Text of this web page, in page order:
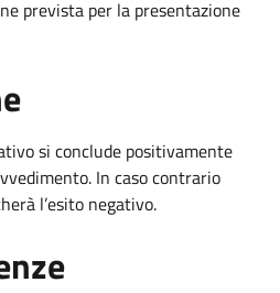
prevista per la presentazione
si conclude positivamente
In caso contrario
l’esito negativo.